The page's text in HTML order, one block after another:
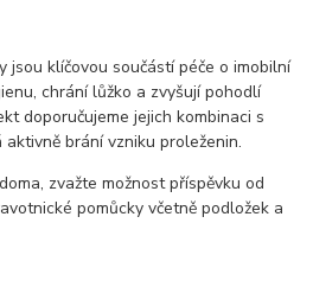
jsou klíčovou součástí péče o imobilní
chrání lůžko a zvyšují pohodlí
doporučujeme jejich kombinaci s
brání vzniku proleženin.
zvažte možnost příspěvku od
pomůcky včetně podložek a